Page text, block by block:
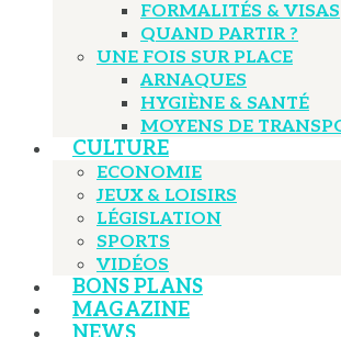
FORMALITÉS & VISAS
QUAND PARTIR ?
UNE FOIS SUR PLACE
ARNAQUES
HYGIÈNE & SANTÉ
MOYENS DE
CULTURE
ECONOMIE
JEUX & LOISIRS
LÉGISLATION
SPORTS
VIDÉOS
BONS PLANS
MAGAZINE